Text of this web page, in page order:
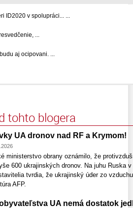
ID2020 v spolupráci... ...
...
aj ocipovani. ...
tohto blogera
UA dronov nad RF a Krymom!
ministerstvo obrany oznámilo, že
600 ukrajinských dronov. Na juhu Ruska
tvrdia, že ukrajinský úder zo
AFP.
UA nemá dostatok